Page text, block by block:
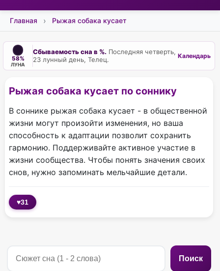
Главная Рыжая собака кусает
58%
ЛУНА
Сбываемость сна в %. Последняя четверть,
23 лунный день, Телец.
Календарь
Рыжая собака кусает по соннику
В соннике рыжая собака кусает - в общественной
жизни могут произойти изменения, но ваша
способность к адаптации позволит сохранить
гармонию. Поддерживайте активное участие в
жизни сообщества. Чтобы понять значения своих
снов, нужно запоминать мельчайшие детали.
♥31
Поиск